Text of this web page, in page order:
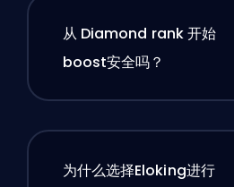
从 Diamond rank 开始
boost安全吗？
为什么选择Eloking进行